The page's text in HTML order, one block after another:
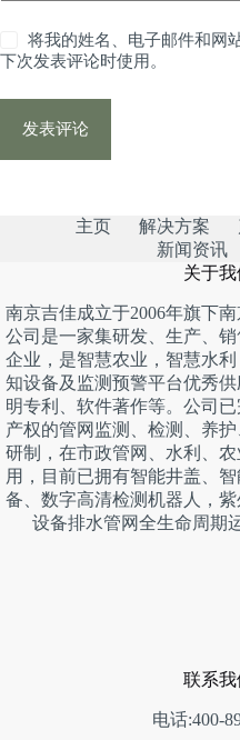
将我的姓名、电子邮件和网
下次发表评论时使用。
发表评论
主页 解决方案
新闻资讯
关于我
南京吉佳成立于2006年旗下
公司是一家集研发、生产、
企业，是智慧农业，智慧水
知设备及监测预警平台优秀
明专利、软件著作等。公司
产权的管网监测、检测、养
研制，在市政管网、水利、
用，目前已拥有智能井盖、
备、数字高清检测机器人，
设备排水管网全生命周期
联系我
电话:400-